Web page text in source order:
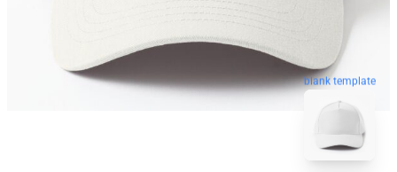
blank template